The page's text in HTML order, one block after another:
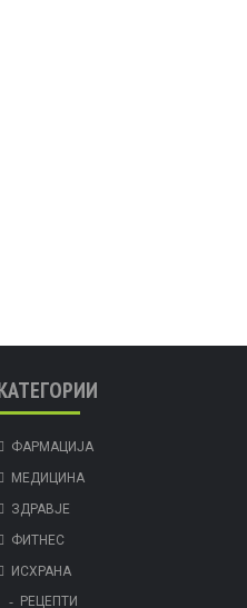
ФАРМАЦИЈА
МЕДИЦИНА
ЗДРАВЈЕ
ФИТНЕС
ИСХРАНА
РЕЦЕПТИ